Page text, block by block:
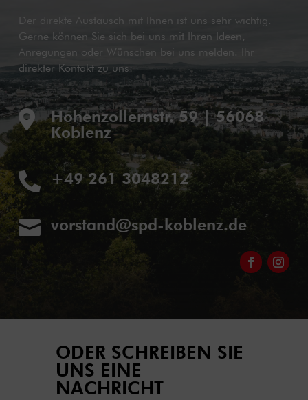
Der direkte Austausch mit Ihnen ist uns sehr wichtig.
Gerne können Sie sich bei uns mit Ihren Ideen,
Anregungen oder Wünschen bei uns melden. Ihr
direkter Kontakt zu uns:

Hohenzollernstr. 59 | 56068
Koblenz
 +49 261 3048212
 vorstand@spd-koblenz.de
ODER SCHREIBEN SIE
UNS EINE
NACHRICHT